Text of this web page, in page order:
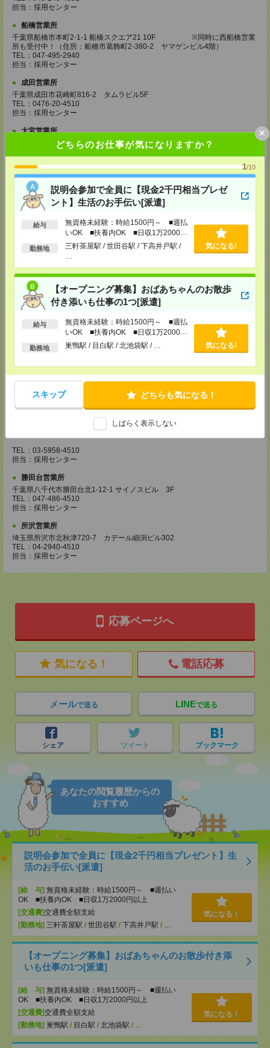
どちらのお仕事が気になりますか？
1/10
説明会参加で全員に【現金2千円相当プレゼ
ント】生活のお手伝い[派遣]
給与
無資格未経験：時給1500円～ ■週払
いOK ■扶養内OK ■日収1万2000円
以上
勤務地
三軒茶屋駅 / 世田谷駅 / 下高井戸駅 /
気になる!
【オープニング募集】おばあちゃんのお散歩
付き添いも仕事の1つ[派遣]
給与
無資格未経験：時給1500円～ ■週払
いOK ■扶養内OK ■日収1万2000円
以上
勤務地 巣鴨駅 / 目白駅 / 北池袋駅 / … 気になる!
スキップ どちらも気になる！
しばらく表示しない
×
担当：採用センター
船橋営業所
千葉県船橋市本町2-1-1 船橋スクエア21 10F ※同時に西船橋営業
所も受付中！（住所：船橋市葛飾町2-380-2 ヤマゲンビル4階）
TEL：047-495-2940
担当：採用センター
成田営業所
千葉県成田市花崎町816-2 タムラビル5F
TEL：0476-20-4510
担当：採用センター
大宮営業所
埼玉県さいたま市大宮区桜木町2-8-3 阪デンタルビル5F
TEL：048-640-4520
川越営業所
埼玉県川越市脇田本町11-1 川越シティービル6F
TEL：049-238-7117
担当：採用センター
越谷営業所
TEL：048-990-4510
担当：採用センター
錦糸町営業所
東京都墨田区江東橋4-19-3 錦糸町ミハマビル 3F
TEL：03-5669-4522
担当：採用センター
新宿営業所
東京都新宿区西新宿1-8-1 新宿ビルディング5Ｆ
TEL：03-6911-4510
担当：採用センター
東京都立川市曙町2-31-15 日住金立川ビル3F
TEL：042-540-7331
東京都豊島区南池袋2-27-16 近藤ビル4F
TEL：03-5958-4510
担当：採用センター
勝田台営業所
千葉県八千代市勝田台北1-12-1 サイノスビル 3F
TEL：047-486-4510
担当：採用センター
所沢営業所
埼玉県所沢市北秋津720-7 カデール細渕ビル302
TEL：04-2940-4510
担当：採用センター
応募ページへ
気になる！ 電話応募
メールで送る LINEで送る
シェア ツイート ブックマーク
あなたの閲覧履歴からの
おすすめ
説明会参加で全員に【現金2千円相当プレゼント】生
活のお手伝い[派遣]
[給 与] 無資格未経験：時給1500円～ ■週払い
OK ■扶養内OK ■日収1万2000円以上
[交通費]交通費全額支給
[勤務地] 三軒茶屋駅 / 世田谷駅 / 下高井戸駅 / …
気になる！
【オープニング募集】おばあちゃんのお散歩付き添
いも仕事の1つ[派遣]
[給 与] 無資格未経験：時給1500円～ ■週払い
OK ■扶養内OK ■日収1万2000円以上
[交通費]交通費全額支給
[勤務地] 巣鴨駅 / 目白駅 / 北池袋駅 / …
気になる！